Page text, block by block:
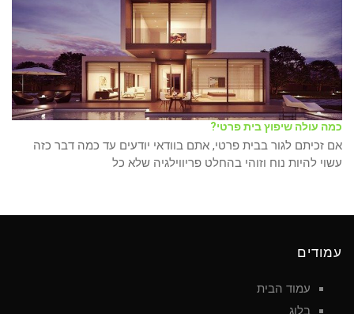
כמה עולה שיפוץ בית פרטי?
אם זכיתם לגור בבית פרטי, אתם בוודאי יודעים עד כמה דבר כזה
עשוי להיות נוח וזוהי בהחלט פריווילגיה שלא כל
עמודים
עמוד הבית
בלוג